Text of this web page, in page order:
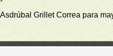
Grillet Correa para